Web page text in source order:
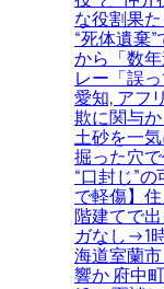
な役割果
“死体遺棄
から「数
レー「誤
愛知, アフ
欺に関与
土砂を一
掘った穴
“口封じ”
で軽傷】
階建てで
ガなし→1
海道室蘭
響か 府中